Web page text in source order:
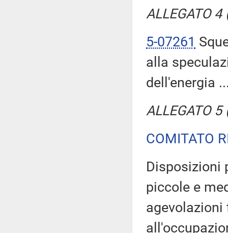
ALLEGATO
5-07261
alla
dell'energia
ALLEGATO
COMITATO
Disposizioni
piccole e